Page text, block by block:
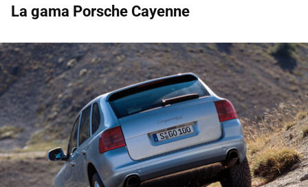
La gama Porsche Cayenne